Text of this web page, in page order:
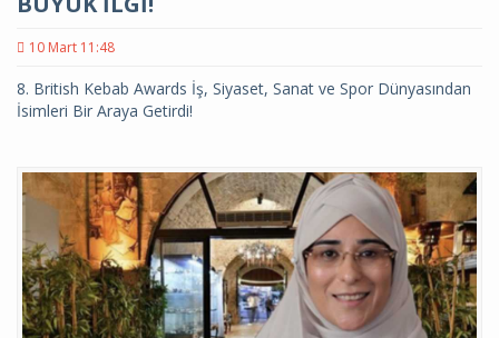
10 Mart 11:48
8. British Kebab Awards İş, Siyaset, Sanat ve Spor Dünyasından
İsimleri Bir Araya Getirdi!